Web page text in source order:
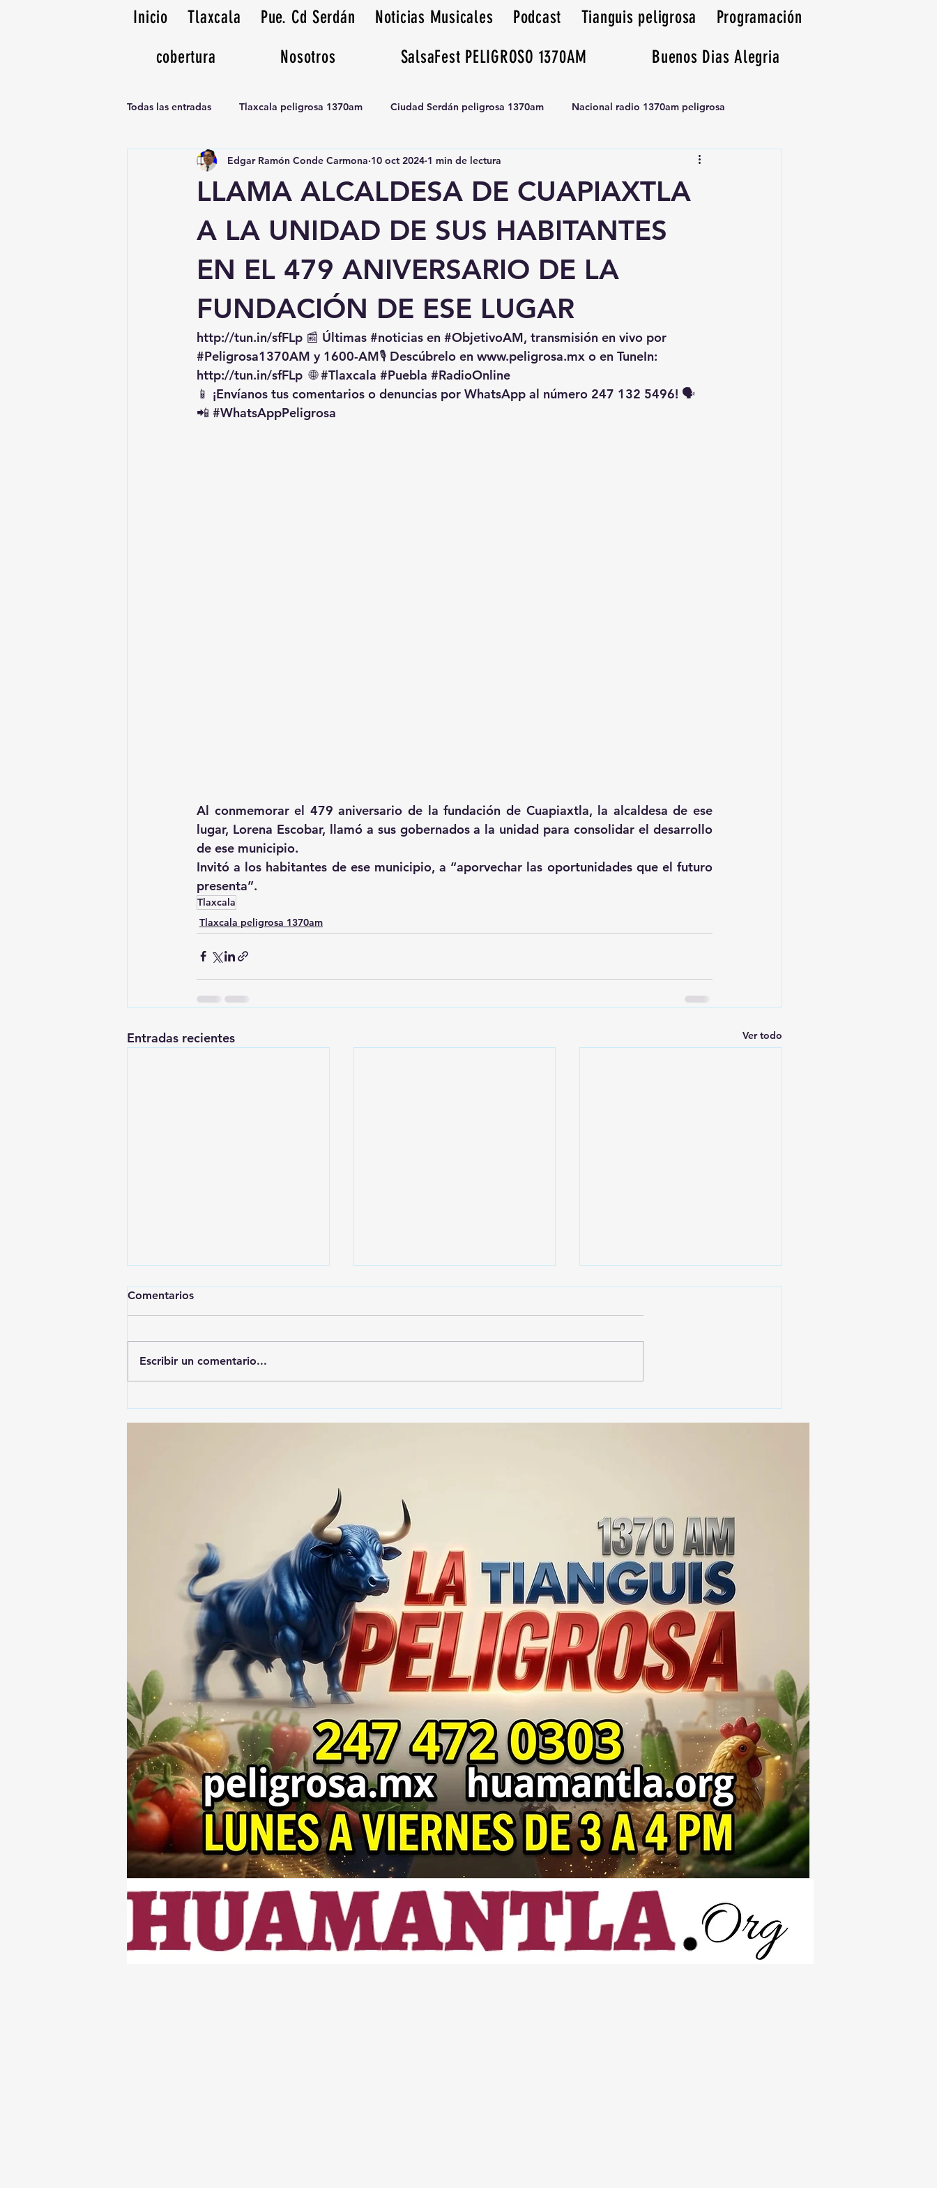
Inicio Tlaxcala Pue. Cd Serdán Noticias Musicales Podcast Tianguis peligrosa
Programación
cobertura
Nosotros SalsaFest PELIGROSO 1370AM Buenos Dias Alegria
Todas las entradas Tlaxcala peligrosa 1370am Ciudad Serdán peligrosa 1370am Nacional radio 1370am peligrosa
Noticias Musicales radio 1370am Tianguis peligrosa 1370am huamantla
LLAMA ALCALDESA DE CUAPIAXTLA
A LA UNIDAD DE SUS HABITANTES
EN EL 479 ANIVERSARIO DE LA
FUNDACIÓN DE ESE LUGAR
Edgar Ramón Conde Carmona 10 oct 2024 1 min de lectura
http://tun.in/sfFLp 📰 Últimas #noticias en #ObjetivoAM, transmisión en vivo por
#Peligrosa1370AM y 1600-AM🎙️ Descúbrelo en www.peligrosa.mx o en TuneIn:
http://tun.in/sfFLp 🌐 #Tlaxcala #Puebla #RadioOnline
📱 ¡Envíanos tus comentarios o denuncias por WhatsApp al número 247 132 5496! 🗣️
📲 #WhatsAppPeligrosa
Al conmemorar el 479 aniversario de la fundación de Cuapiaxtla, la alcaldesa de ese
lugar, Lorena Escobar, llamó a sus gobernados a la unidad para consolidar el desarrollo
de ese municipio.
Invitó a los habitantes de ese municipio, a “aporvechar las oportunidades que el futuro
presenta”.
Tlaxcala
Tlaxcala peligrosa 1370am
Entradas recientes Ver todo
A PRESUNTO
GOBIERNO ADMITE QUE
25 MIL DOSIS DE DROGA
Comentarios
Escribir un comentario...